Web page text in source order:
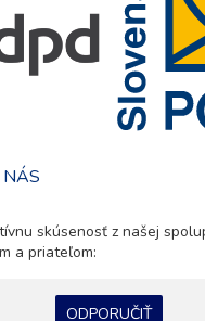
skúsenosť z našej
a priateľom:
ODPORUČIŤ